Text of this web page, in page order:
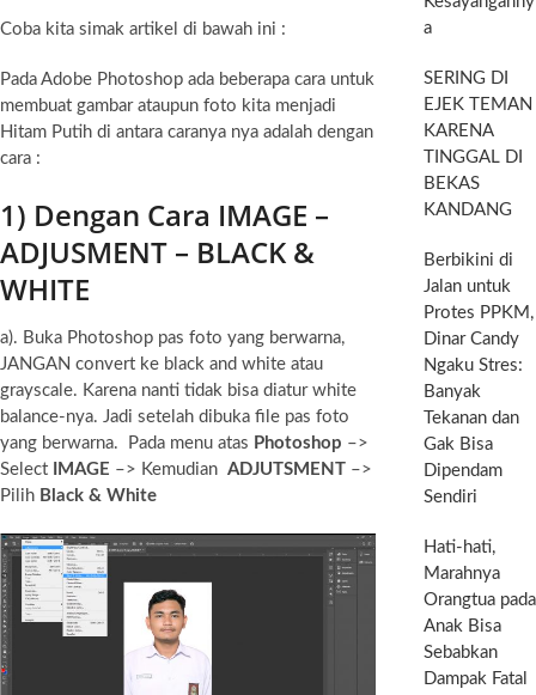
Coba kita simak artikel di bawah ini :
Pada Adobe Photoshop ada beberapa cara untuk
membuat gambar ataupun foto kita menjadi
Hitam Putih di antara caranya nya adalah dengan
cara :
1) Dengan Cara IMAGE –
ADJUSMENT – BLACK &
WHITE
a). Buka Photoshop pas foto yang berwarna,
JANGAN convert ke black and white atau
grayscale. Karena nanti tidak bisa diatur white
balance-nya. Jadi setelah dibuka file pas foto
yang berwarna. Pada menu atas Photoshop –>
Select
IMAGE –> Kemudian ADJUTSMENT –>
Pilih Black & White
a
SERING DI
EJEK TEMAN
KARENA
TINGGAL DI
BEKAS
KANDANG
Berbikini di
Jalan untuk
Protes PPKM,
Dinar Candy
Ngaku Stres:
Banyak
Tekanan dan
Gak Bisa
Dipendam
Sendiri
Hati-hati,
Marahnya
Orangtua pada
Anak Bisa
Sebabkan
Dampak Fatal